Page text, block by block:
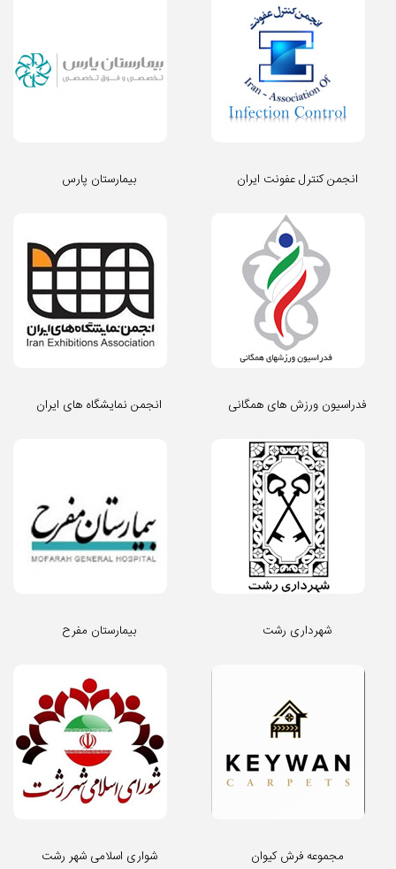
بیمارستان پارس انجمن کنترل عفونت ایران
انجمن نمایشگاه های ایران فدراسیون ورزش های همگانی
بیمارستان مفرح شهرداری رشت
شواری اسلامی شهر رشت مجموعه فرش کیوان